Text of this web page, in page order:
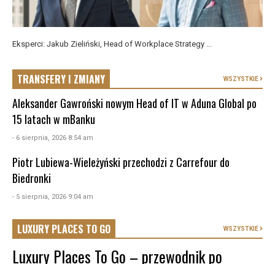
Eksperci: Jakub Zieliński, Head of Workplace Strategy ...
TRANSFERY I ZMIANY WSZYSTKIE
Aleksander Gawroński nowym Head of IT w Aduna Global po
15 latach w mBanku
- 6 sierpnia, 2026 8:54 am
Piotr Lubiewa-Wieleżyński przechodzi z Carrefour do
Biedronki
- 5 sierpnia, 2026 9:04 am
LUXURY PLACES TO GO WSZYSTKIE
Luxury Places To Go – przewodnik po